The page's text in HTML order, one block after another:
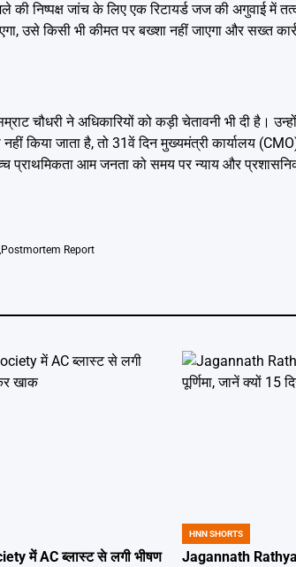
निष्पक्ष जांच के लिए एक रिटायर्ड जज की अगुवाई में
उसे किसी भी कीमत पर बख्शा नहीं जाएगा और सख्त
चौधरी ने अधिकारियों को कड़ी चेतावनी भी दी है।
किया जाता है, तो 31वें दिन मुख्यमंत्री कार्यालय
प्राथमिकता आम जनता को समय पर न्याय और
,Postmortem Report
में AC ब्लास्ट से लगी भीषण
POSTED
IN
HNN SHORTS
Jagannath